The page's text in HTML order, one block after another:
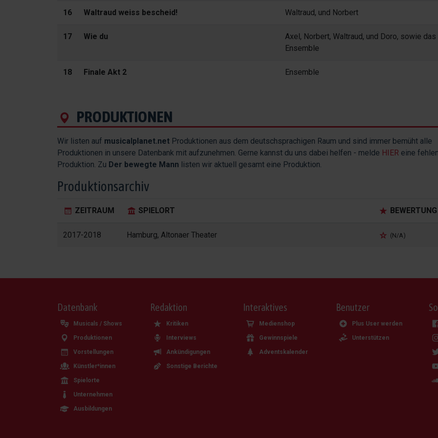
16 Waltraud weiss bescheid! Waltraud, und Norbert
17 Wie du
Axel, Norbert, Waltraud, und Doro, sowie das
Ensemble
18 Finale Akt 2 Ensemble
PRODUKTIONEN
Wir listen auf musicalplanet.net Produktionen aus dem deutschsprachigen Raum und sind immer bemüht alle
Produktionen in unsere Datenbank mit aufzunehmen. Gerne kannst du uns dabei helfen - melde HIER eine
Produktion. Zu Der bewegte Mann listen wir aktuell gesamt eine Produktion.
Produktionsarchiv
ZEITRAUM SPIELORT BEWERTUNG
2017-2018 Hamburg, Altonaer Theater (N/A)
Datenbank
Musicals / Shows
Produktionen
Vorstellungen
Künstler*innen
Spielorte
Unternehmen
Ausbildungen
Redaktion
Kritiken
Interviews
Ankündigungen
Sonstige Berichte
Interaktives
Medienshop
Gewinnspiele
Adventskalender
Benutzer
Plus User werden
Unterstützen